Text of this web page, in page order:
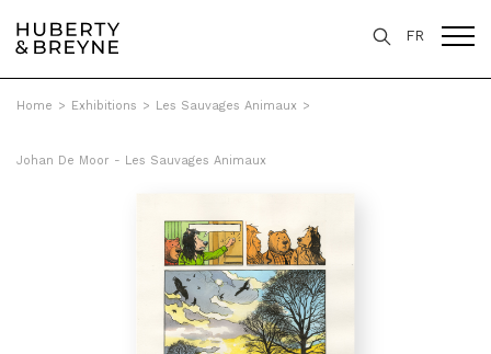
FR
Home > Exhibitions > Les Sauvages Animaux >
Johan De Moor - Les Sauvages Animaux